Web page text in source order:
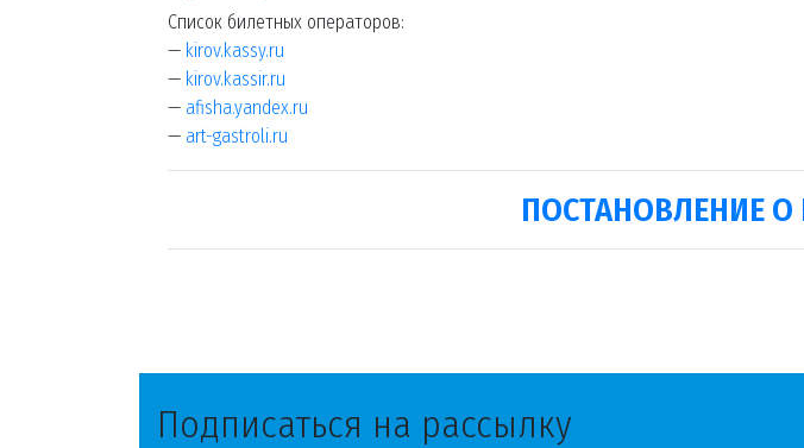
Список билетных операторов:
— kirov.kassy.ru
— kirov.kassir.ru
— afisha.yandex.ru
— art-gastroli.ru
ПОСТАНОВЛЕНИЕ О
Подписаться на рассылку